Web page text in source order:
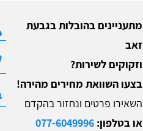
מתעניינים בהובלות בגבעת
זאב
וזקוקים לשירות?
בצעו השוואת מחירים מהירה!
השאירו פרטים ונחזור בהקדם
או בטלפון:077-6049996